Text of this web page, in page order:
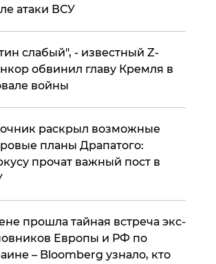
атаки ВСУ
слабый", - известный Z-
обвинил главу Кремля в
войны
раскрыл возможные
планы Драпатого:
прочат важный пост в
прошла тайная встреча экс-
Европы и РФ по
– Bloomberg узнало, кто